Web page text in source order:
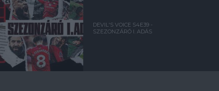
DEVIL'S VOICE S4E39 -
SZEZONZÁRÓ I. ADÁS